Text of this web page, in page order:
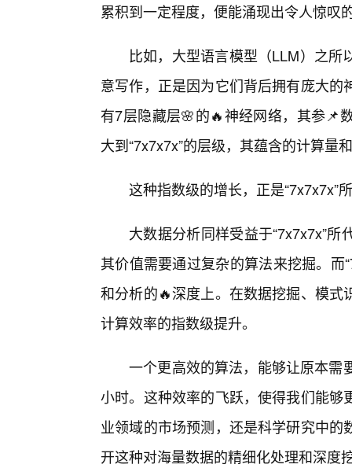
累积到一定程度，便能涌现出令人惊叹
比如，大型语言模型（LLM）之
意写作，正是因为它们背后拥有庞大
有7层隐藏层🌸的🔥神经网络，其参📌
大到“7x7x7x”的层级，其蕴含的计算量
这种指数级的增长，正是“7x7x7x”
大数据分析同样受益于“7x7x7x”
其价值需要通过复杂的算法来挖掘。而
和分析的🔥深度上。在数据挖掘、模
计算效率的指数级提升。
一个更高效的算法，能够让原本需
小时。这种效率的飞跃，使得我们能
业领域的市场预测，还是科学研究中
开这种对海量数据的精细化处理和深度